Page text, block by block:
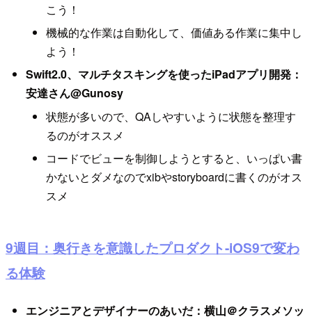
こう！
機械的な作業は自動化して、価値ある作業に集中し
よう！
Swift2.0、マルチタスキングを使ったiPadアプリ開発：
安達さん@Gunosy
状態が多いので、QAしやすいように状態を整理す
るのがオススメ
コードでビューを制御しようとすると、いっぱい書
かないとダメなのでxibやstoryboardに書くのがオス
スメ
9週目：奥行きを意識したプロダクト-iOS9で変わ
る体験
エンジニアとデザイナーのあいだ：横山＠クラスメソッ